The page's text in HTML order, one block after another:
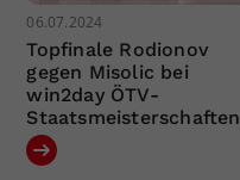
06.07.2024
Topfinale Rodionov
gegen Misolic bei
win2day ÖTV-
Staatsmeisterschaften